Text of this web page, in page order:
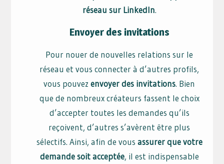
réseau sur LinkedIn.
Envoyer des invitations
Pour nouer de nouvelles relations sur le
réseau et vous connecter à d’autres profils,
vous pouvezenvoyer des invitations. Bien
que de nombreux créateurs fassent le choix
d’accepter toutes les demandes qu’ils
reçoivent, d’autres s’avèrent être plus
sélectifs. Ainsi, afin de vous assurer que votre
demande soit acceptée, il est indispensable